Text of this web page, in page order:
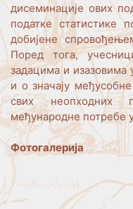
дисеминације ових
податке статистике
добијене
Поред тога,
задацима и
и о значају
свих неопходних
међународне потребе
Фотогалерија